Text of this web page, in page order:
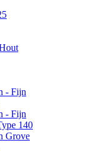
- Fijn
- Fijn
140
Grove